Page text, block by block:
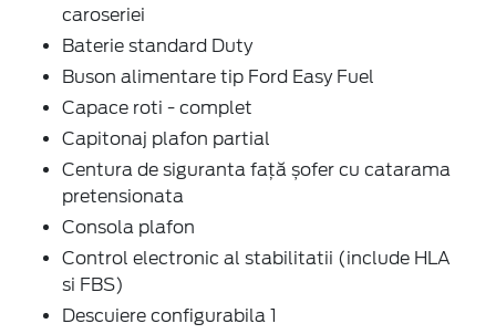
caroseriei
Baterie standard Duty
Buson alimentare tip Ford Easy Fuel
Capace roti - complet
Capitonaj plafon partial
Centura de siguranta față șofer cu catarama
pretensionata
Consola plafon
Control electronic al stabilitatii (include HLA
si FBS)
Descuiere configurabila 1